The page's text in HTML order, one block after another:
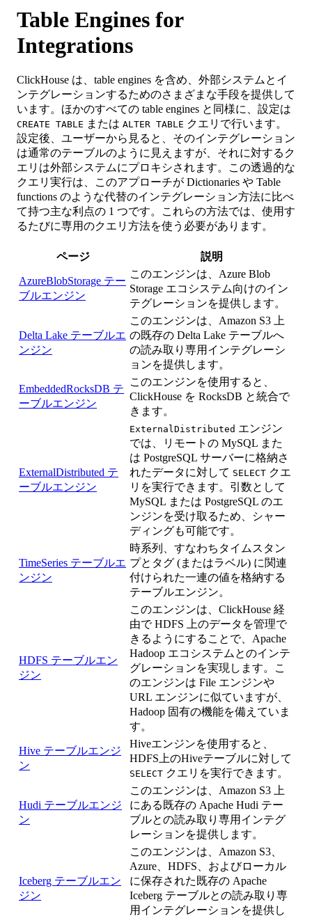
Table Engines for
Integrations
ClickHouse は、table engines を含め、外部システムとイ
ンテグレーションするためのさまざまな手段を提供して
います。ほかのすべての table engines と同様に、設定は
CREATE TABLE または ALTER TABLE クエリで行います。
設定後、ユーザーから見ると、そのインテグレーション
は通常のテーブルのように見えますが、それに対するク
エリは外部システムにプロキシされます。この透過的な
クエリ実行は、このアプローチが Dictionaries や Table
functions のような代替のインテグレーション方法に比べ
て持つ主な利点の 1 つです。これらの方法では、使用す
るたびに専用のクエリ方法を使う必要があります。
ページ 説明
AzureBlobStorage テー
ブルエンジン
このエンジンは、Azure Blob
Storage エコシステム向けのイン
テグレーションを提供します。
Delta Lake テーブルエ
ンジン
このエンジンは、Amazon S3 上
の既存の Delta Lake テーブルへ
の読み取り専用インテグレーシ
ョンを提供します。
EmbeddedRocksDB テ
ーブルエンジン
このエンジンを使用すると、
ClickHouse を RocksDB と統合で
きます。
ExternalDistributed テ
ーブルエンジン
ExternalDistributed エンジン
では、リモートの MySQL また
は PostgreSQL サーバーに格納さ
れたデータに対して SELECT クエ
リを実行できます。引数として
MySQL または PostgreSQL のエ
ンジンを受け取るため、シャー
ディングも可能です。
TimeSeries テーブルエ
ンジン
時系列、すなわちタイムスタン
プとタグ (またはラベル) に関連
付けられた一連の値を格納する
テーブルエンジン。
HDFS テーブルエン
ジン
このエンジンは、ClickHouse 経
由で HDFS 上のデータを管理で
きるようにすることで、Apache
Hadoop エコシステムとのインテ
グレーションを実現します。こ
のエンジンは File エンジンや
URL エンジンに似ていますが、
Hadoop 固有の機能を備えていま
す。
Hive テーブルエンジ
ン
Hiveエンジンを使用すると、
HDFS上のHiveテーブルに対して
SELECT クエリを実行できます。
Hudi テーブルエンジ
ン
このエンジンは、Amazon S3 上
にある既存の Apache Hudi テー
ブルとの読み取り専用インテグ
レーションを提供します。
Iceberg テーブルエン
ジン
このエンジンは、Amazon S3、
Azure、HDFS、およびローカル
に保存された既存の Apache
Iceberg テーブルとの読み取り専
用インテグレーションを提供し